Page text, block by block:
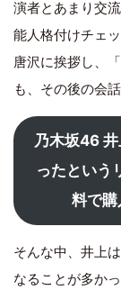
演者とあまり交
能人格付けチェ
唐沢に挨拶し、
も、その後の会
乃木坂46
ったという
料で
そんな中、井上
なることが多か